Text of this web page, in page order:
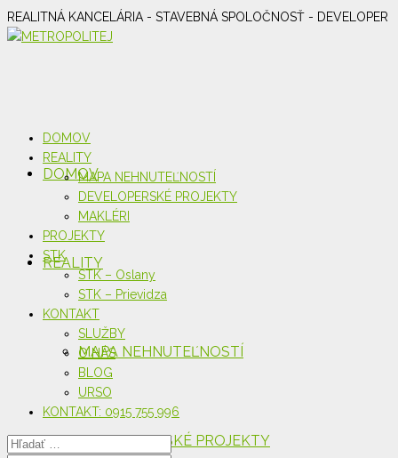
REALITNÁ KANCELÁRIA - STAVEBNÁ SPOLOČNOSŤ - DEVELOPER
DOMOV
REALITY
MAPA NEHNUTEĽNOSTÍ
DEVELOPERSKÉ PROJEKTY
DOMOV
REALITY
MAPA NEHNUTEĽNOSTÍ
DEVELOPERSKÉ PROJEKTY
MAKLÉRI
PROJEKTY
STK
STK – Oslany
STK – Prievidza
KONTAKT
SLUŽBY
O NÁS
BLOG
URSO
KONTAKT: 0915 755 996